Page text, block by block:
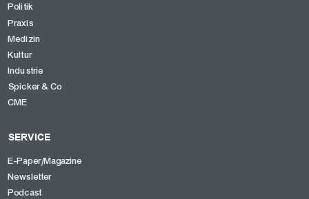
Politik
Praxis
Medizin
Kultur
Industrie
Spicker & Co
CME
SERVICE
E-Paper/Magazine
Newsletter
Podcast